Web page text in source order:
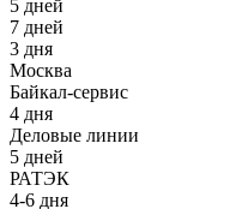
5 дней
7 дней
3 дня
Москва
Байкал-сервис
4 дня
Деловые линии
5 дней
РАТЭК
4-6 дня